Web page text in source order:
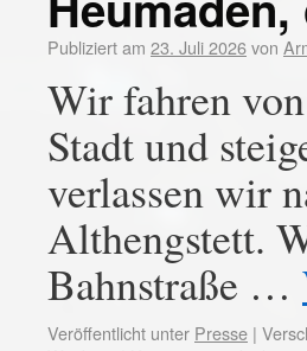
Publiziert am 23. Juli 2026von
Wir fahren
Stadt und
verlassen wir
Althengstett.
Bahnstraße …
Veröffentlicht unter Presse |